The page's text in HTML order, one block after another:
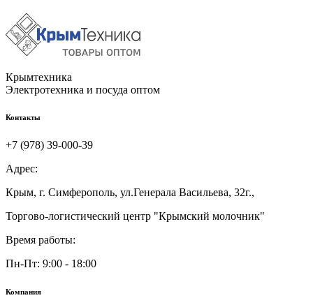
Крымтехника
Электротехника и посуда оптом
Контакты
+7 (978) 39-000-39
Адрес:
Крым, г. Симферополь, ул.Генерала Васильева, 32г.,
Торгово-логистический центр "Крымский молочник"
Время работы:
Пн-Пт: 9:00 - 18:00
Компания